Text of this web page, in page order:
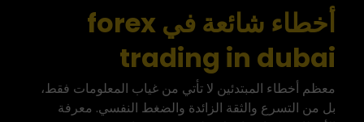
أخطاء شائعة في forex
trading in dubai
معظم أخطاء المبتدئين لا تأتي من غياب المعلومات فقط،
بل من التسرع والثقة الزائدة والضغط النفسي. معرفة